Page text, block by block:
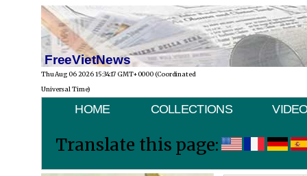
FreeVietNews
Thu Aug 06 2026 15:34:17 GMT+0000 (Coordinated
Universal Time)
HOME COLLECTIONS
Translate this page: